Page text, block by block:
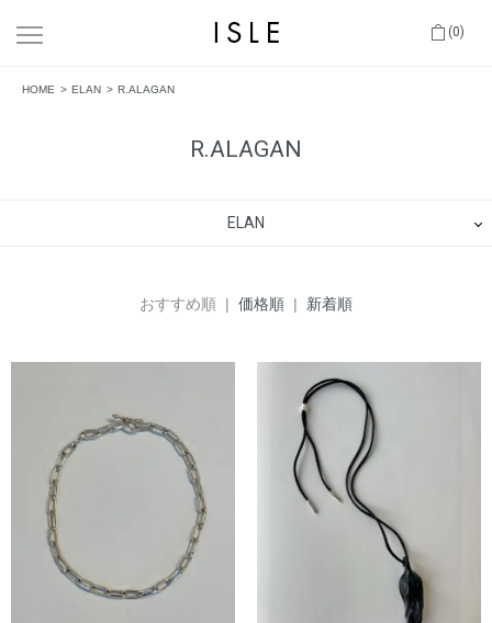
(0)
HOME ELAN R.ALAGAN
R.ALAGAN
ELAN
おすすめ順 | 価格順 | 新着順